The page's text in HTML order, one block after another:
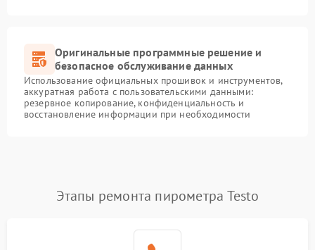
Оригинальные программные решение и
безопасное обслуживание данных
Использование официальных прошивок и инструментов,
аккуратная работа с пользовательскими данными:
резервное копирование, конфиденциальность и
восстановление информации при необходимости
Этапы ремонта пирометра Testo